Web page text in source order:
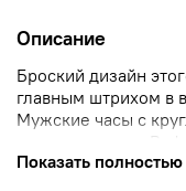
Описание
Броский дизайн
главным штрихом в
Мужские часы с
в виде штрихов.
задняя крышка
Показать полностью